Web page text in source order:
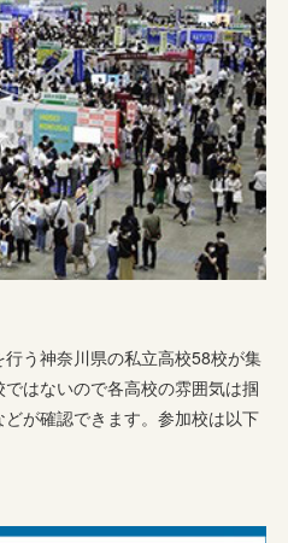
う神奈川県の私立高校58校が集
はないので各高校の雰囲気は掴
が確認できます。参加校は以下